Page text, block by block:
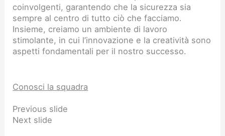
coinvolgenti, garantendo che la sicurezza sia
sempre al centro di tutto ciò che facciamo.
Insieme, creiamo un ambiente di lavoro
stimolante, in cui l’innovazione e la creatività sono
aspetti fondamentali per il nostro successo.
Conosci la squadra
Previous slide
Next slide